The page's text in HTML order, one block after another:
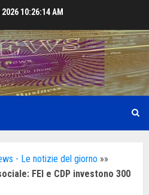
10:26:16 AM
- Le notizie del giorno »»
FEI e CDP investono 300